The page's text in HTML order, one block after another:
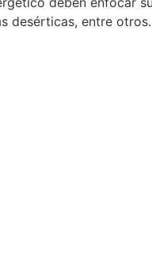
desérticas, entre otros.